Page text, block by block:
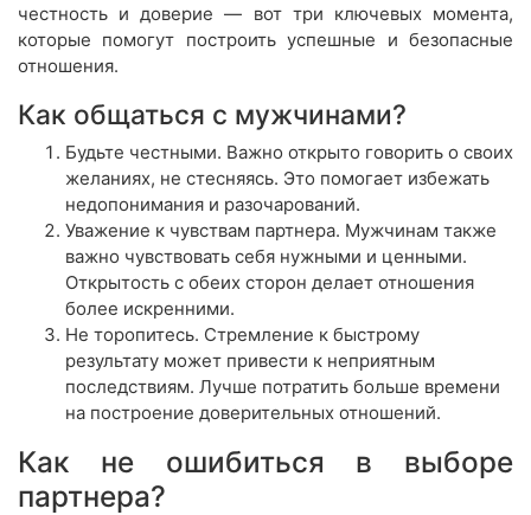
честность и доверие — вот три ключевых момента,
которые помогут построить успешные и безопасные
отношения.
Как общаться с мужчинами?
Будьте честными. Важно открыто говорить о своих
желаниях, не стесняясь. Это помогает избежать
недопонимания и разочарований.
Уважение к чувствам партнера. Мужчинам также
важно чувствовать себя нужными и ценными.
Открытость с обеих сторон делает отношения
более искренними.
Не торопитесь. Стремление к быстрому
результату может привести к неприятным
последствиям. Лучше потратить больше времени
на построение доверительных отношений.
Как не ошибиться в выборе
партнера?